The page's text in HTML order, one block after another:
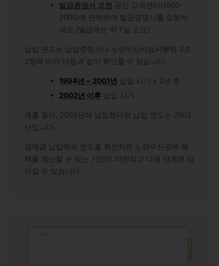
발급증명서 요청 공단 고객센터(1600-
2000)에 연락하여 발급증명서를 요청하
세요.(발급에는 약 7일 소요)
납입 연도는 납입증명서나 노란우산사업시행령 3조
2항에 따라 다음과 같이 확인할 수 있습니다.
1994년 ~ 2001년 납입 시기 + 2년 후
2002년 이후 납입 시기
예를 들어, 2003년에 납입했다면 납입 연도는 2003
년입니다.
공제금 납입액과 연도를 확인하면 노란우산공제 혜
택을 계산할 수 있는 기반이 마련되고 다음 단계로 넘
어갈 수 있습니다.